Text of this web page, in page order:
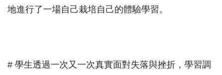
地進行了一場自己栽培自己的體驗學習。
# 學生透過一次又一次真實面對失落與挫折，學習調